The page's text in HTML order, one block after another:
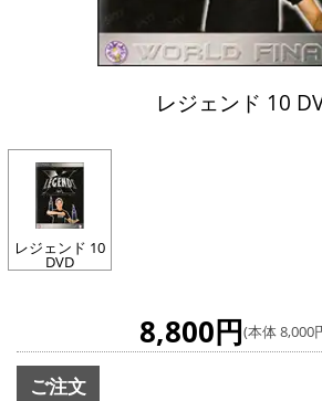
レジェンド 10
レジェンド 10
DVD
8,800円(本体 8,000
ご注文